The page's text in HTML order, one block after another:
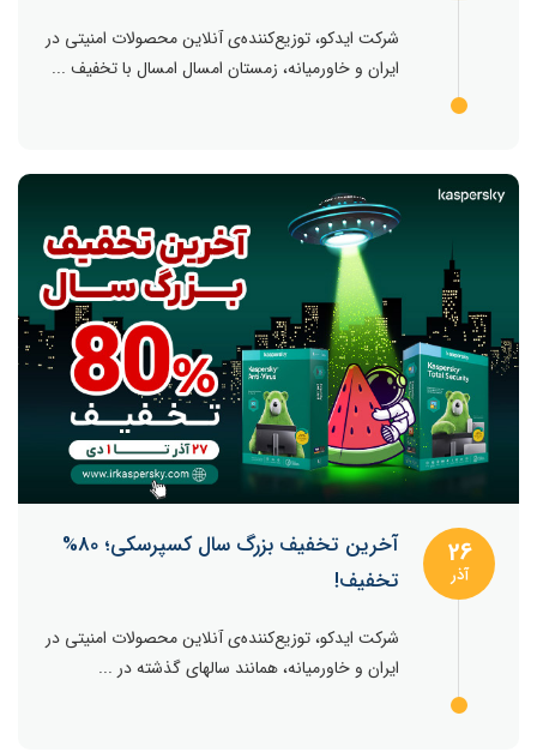
شرکت ایدکو، توزیع‌کننده‌ی آنلاین محصولات امنیتی در
ایران و خاورمیانه، زمستان امسال امسال با تخفیف ...
26
آذر
آخرین تخفیف بزرگ سال کسپرسکی؛ 80%
تخفیف!
شرکت ایدکو، توزیع‌کننده‌ی آنلاین محصولات امنیتی در
ایران و خاورمیانه، همانند سالهای گذشته در ...